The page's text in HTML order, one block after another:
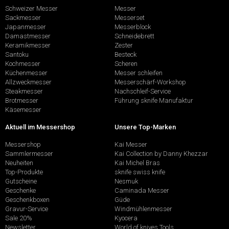
Schweizer Messer
Sackmesser
Japanmesser
Damastmesser
Keramikmesser
Santoku
Kochmesser
Küchenmesser
Allzweckmesser
Steakmesser
Brotmesser
Käsemesser
Messer
Messerset
Messerblock
Schneidebrett
Zester
Besteck
Scheren
Messer schleifen
Messerschärf-Workshop
Nachschleif-Service
Führung sknife Manufaktur
Aktuell im Messershop
Messershop
Sammlermesser
Neuheiten
Top-Produkte
Gutscheine
Geschenke
Geschenkboxen
Gravur-Service
Sale 20%
Newsletter
Unsere Top-Marken
Kai Messer
Kai Collection by Danny Khezzar
Kai Michel Bras
sknife swiss knife
Nesmuk
Caminada Messer
Güde
Windmühlenmesser
Kyocera
World of knives Tools